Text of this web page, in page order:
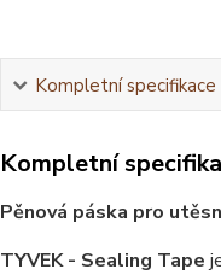
Kompletní specifikace
Kompletní
Pěnová páska pro
TYVEK - Sealing Tape